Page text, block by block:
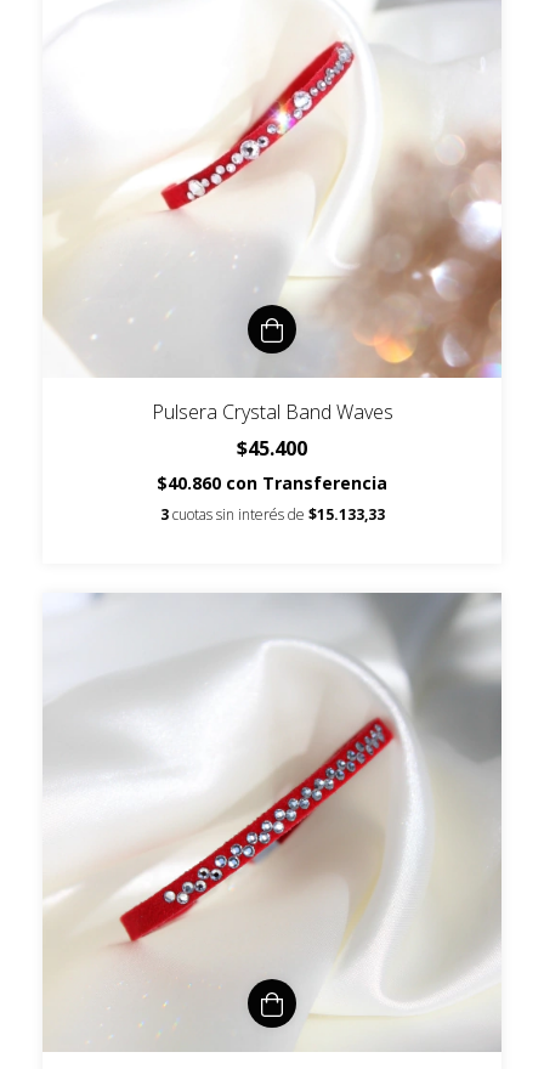
Pulsera Crystal Band Waves
$45.400
$40.860 con Transferencia
3 cuotas sin interés de $15.133,33